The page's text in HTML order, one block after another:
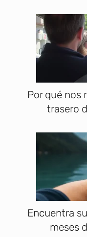
Por qué nos
trasero
Encuentra
meses